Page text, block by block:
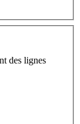
des lignes